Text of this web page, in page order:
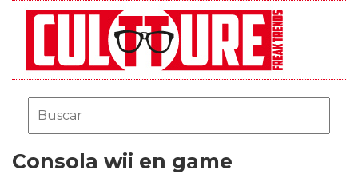
Consola wii en game